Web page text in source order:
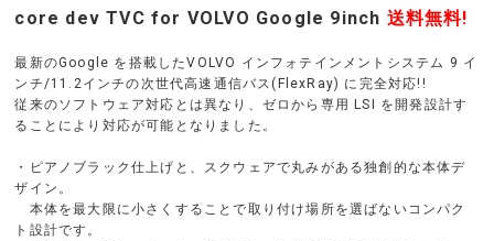
core dev TVC for VOLVO Google 9inch 送料無料!
最新のGoogle を搭載したVOLVO インフォテインメントシステム 9 イ
ンチ/11.2インチの次世代高速通信バス(FlexRay) に完全対応!!
従来のソフトウェア対応とは異なり、ゼロから専用 LSI を開発設計す
ることにより対応が可能となりました。
・ピアノブラック仕上げと、スクウェアで丸みがある独創的な本体デ
ザイン。
本体を最大限に小さくすることで取り付け場所を選ばないコンパク
ト設計です。